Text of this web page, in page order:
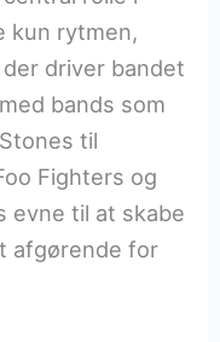
kun rytmen,
driver bandet
bands som
til
Fighters og
evne til at skabe
afgørende for